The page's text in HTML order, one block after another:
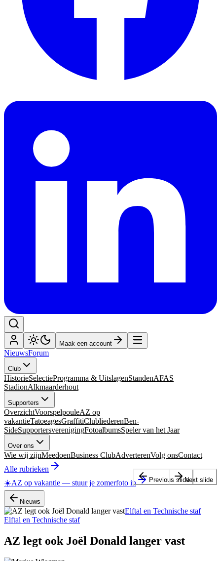
Maak een account
NieuwsForum
Club
HistorieSelectieProgramma & UitslagenStandenAFAS
StadionAlkmaarderhout
Supporters
OverzichtVoorspelpouleAZ op
vakantieTatoeagesGraffitiClubliederenBen-
SideSupportersverenigingFotoalbumsSpeler van het Jaar
Over ons
Wie wij zijnMeedoenBusiness ClubAdverterenVolg onsContact
Alle rubrieken
☀️AZ op vakantie — stuur je zomerfoto in
Nieuws
Elftal en Technische staf
Elftal en Technische staf
AZ legt ook Joël Donald langer vast
Previous slideNext slide